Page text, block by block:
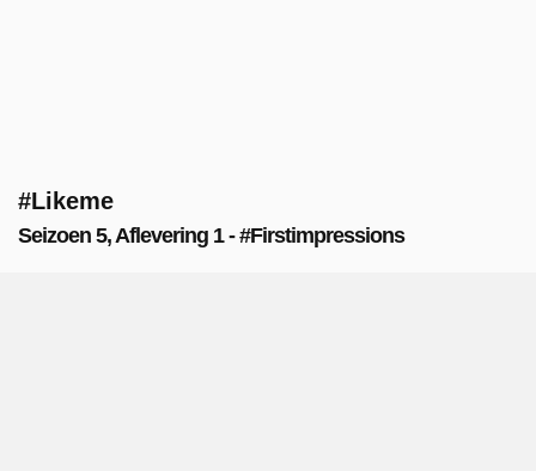
#Likeme
Seizoen 5, Aflevering 1 - #Firstimpressions